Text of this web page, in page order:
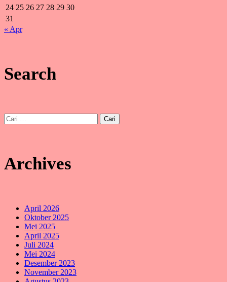
24 25 26 27 28 29 30
31
« Apr
Search
Cari
untuk:
Archives
April 2026
Oktober 2025
Mei 2025
April 2025
Juli 2024
Mei 2024
Desember 2023
November 2023